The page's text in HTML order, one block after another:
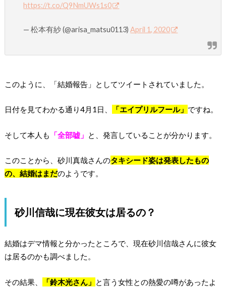
https://t.co/Q9NmUWs1s0
— 松本有紗 (@arisa_matsu0113)April 1, 2020
このように、「結婚報告」としてツイートされていました。
日付を見てわかる通り4月1日、 「エイプリルフール」 ですね。
そして本人も 「全部嘘」 と、発言していることが分かります。
このことから、砂川真哉さんのタキシード姿は発表したもの
の、結婚はまだのようです。
砂川信哉に現在彼女は居るの？
結婚はデマ情報と分かったところで、現在砂川信哉さんに彼女
は居るのかも調べました。
その結果、 「鈴木光さん」 と言う女性との熱愛の噂があったよ